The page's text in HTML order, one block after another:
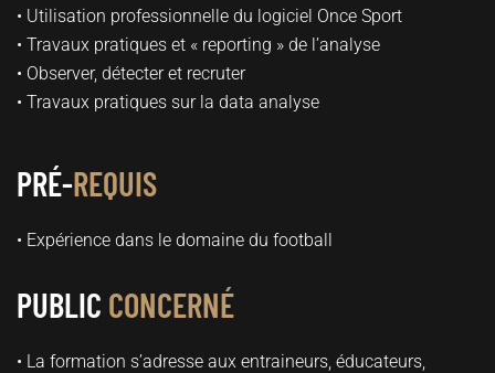
• Utilisation professionnelle du logiciel Once Sport
• Travaux pratiques et « reporting » de l’analyse
• Observer, détecter et recruter
• Travaux pratiques sur la data analyse
PRÉ-REQUIS
• Expérience dans le domaine du football
PUBLIC CONCERNÉ
• La formation s’adresse aux entraineurs, éducateurs,